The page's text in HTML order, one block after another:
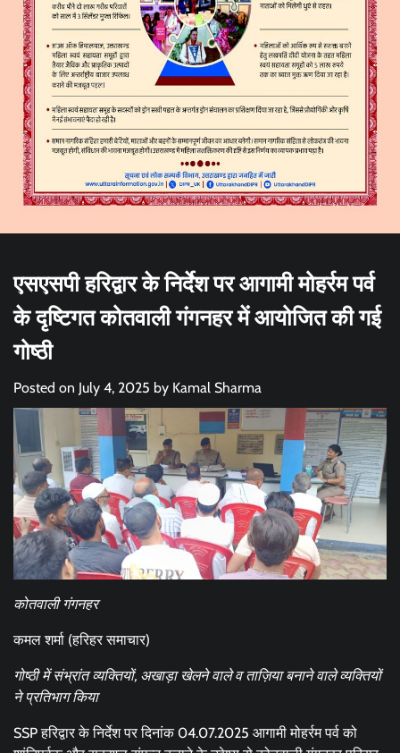
एसएसपी हरिद्वार के निर्देश पर आगामी मोहर्रम पर्व
के दृष्टिगत कोतवाली गंगनहर में आयोजित की गई
गोष्ठी
Posted on July 4, 2025 by Kamal Sharma
कोतवाली गंगनहर
कमल शर्मा (हरिहर समाचार)
गोष्ठी में संभ्रांत व्यक्तियों, अखाड़ा खेलने वाले व ताज़िया बनाने वाले व्यक्तियों
ने प्रतिभाग किया
SSP हरिद्वार के निर्देश पर दिनांक 04.07.2025 आगामी मोहर्रम पर्व को